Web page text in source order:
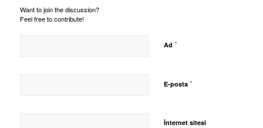
Want to join the discussion?
Feel free to contribute!
Ad *
E-posta *
İnternet sitesi